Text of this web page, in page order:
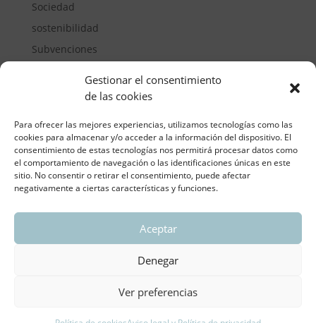
Gestionar el consentimiento
de las cookies
Para ofrecer las mejores experiencias, utilizamos tecnologías como las
cookies para almacenar y/o acceder a la información del dispositivo. El
consentimiento de estas tecnologías nos permitirá procesar datos como
el comportamiento de navegación o las identificaciones únicas en este
sitio. No consentir o retirar el consentimiento, puede afectar
negativamente a ciertas características y funciones.
Aceptar
Denegar
Ver preferencias
Sociedad
sostenibilidad
Subvenciones
ASOCIACIÓN REGIONAL VALENCIANA DE
Aviso legal y política de privacidad